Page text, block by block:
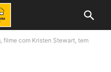
filme com Kristen Stewart, tem